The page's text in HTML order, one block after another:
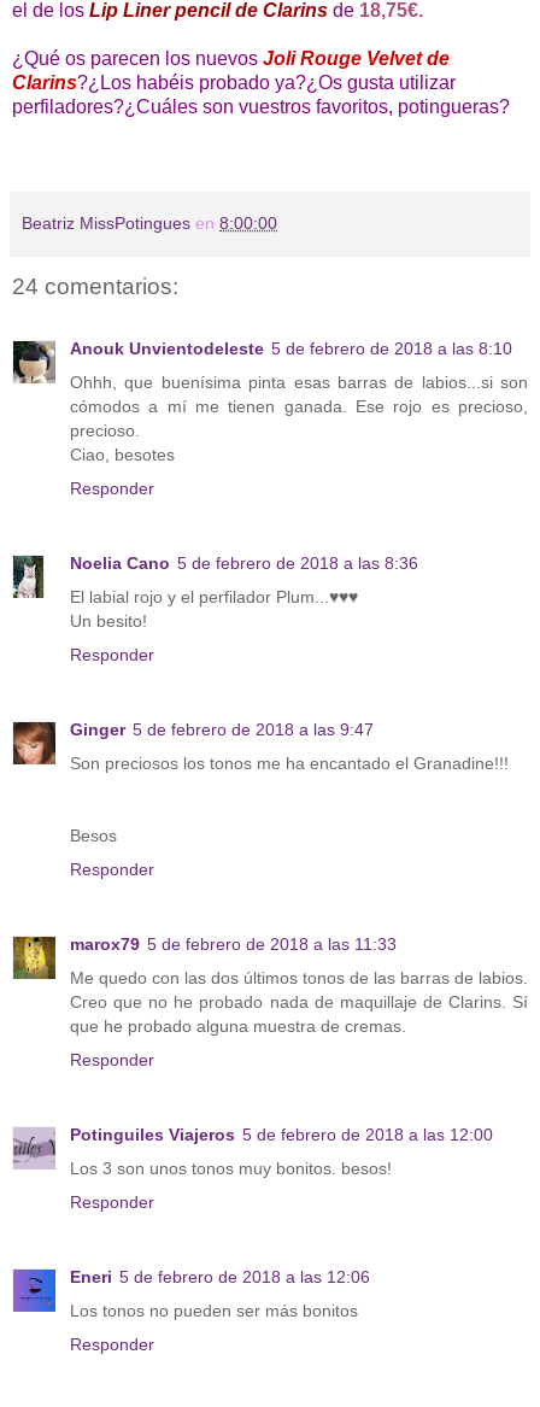
el de los Lip Liner pencil de Clarins de 18,75€.
¿Qué os parecen los nuevos Joli Rouge Velvet de
Clarins?¿Los habéis probado ya?¿Os gusta utilizar
perfiladores?¿Cuáles son vuestros favoritos, potingueras?
Beatriz MissPotingues en 8:00:00
24 comentarios:
Anouk Unvientodeleste 5 de febrero de 2018 a las 8:10
Ohhh, que buenísima pinta esas barras de labios...si son
cómodos a mí me tienen ganada. Ese rojo es precioso,
precioso.
Ciao, besotes
Responder
Noelia Cano 5 de febrero de 2018 a las 8:36
El labial rojo y el perfilador Plum...♥♥♥
Un besito!
Responder
Ginger 5 de febrero de 2018 a las 9:47
Son preciosos los tonos me ha encantado el Granadine!!!
Besos
Responder
marox79 5 de febrero de 2018 a las 11:33
Me quedo con las dos últimos tonos de las barras de labios.
Creo que no he probado nada de maquillaje de Clarins. Sí
que he probado alguna muestra de cremas.
Responder
Potinguiles Viajeros 5 de febrero de 2018 a las 12:00
Los 3 son unos tonos muy bonitos. besos!
Responder
Eneri 5 de febrero de 2018 a las 12:06
Los tonos no pueden ser más bonitos
Responder